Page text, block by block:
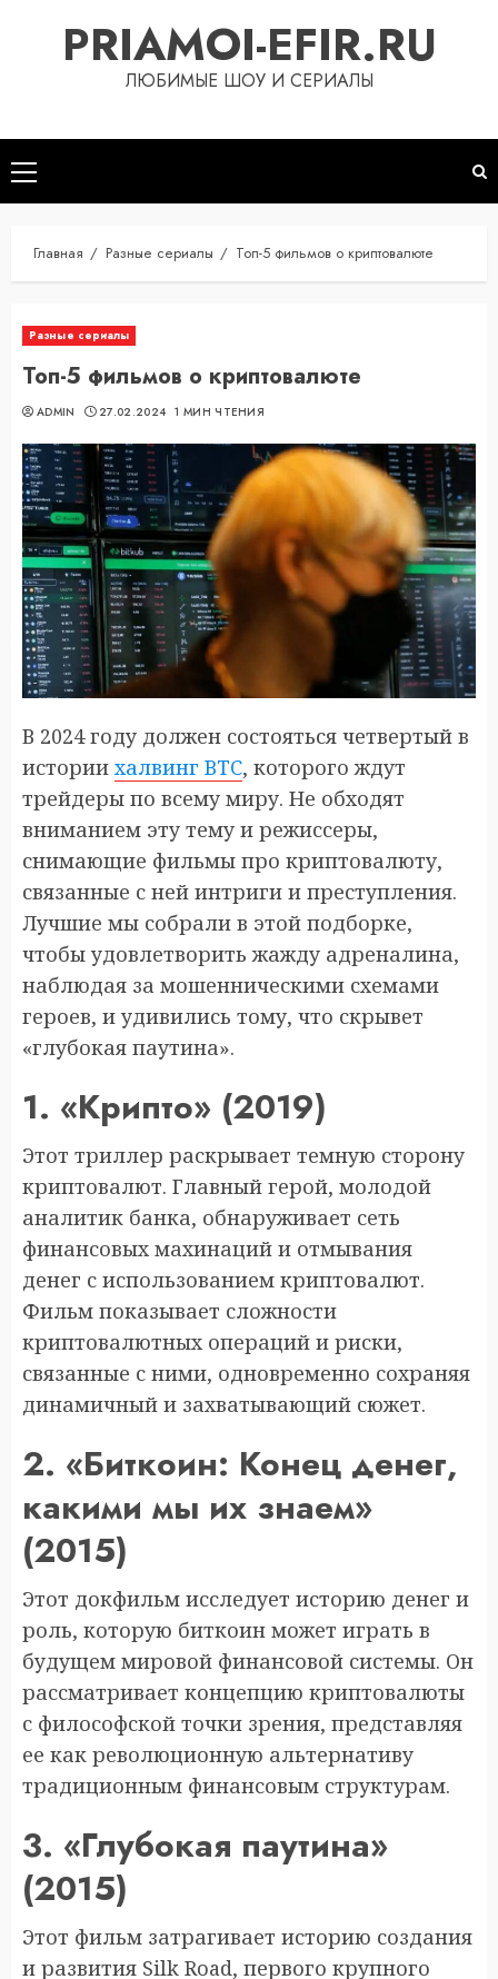
содержимомуPRIAMOI-EFIR.RU
ЛЮБИМЫЕ ШОУ И СЕРИАЛЫ
Основное
меню
Главная Разные сериалы Топ-5 фильмов о криптовалюте
Разные сериалы
Топ-5 фильмов о криптовалюте
ADMIN 27.02.2024 1 МИН ЧТЕНИЯ
В 2024 году должен состояться четвертый в
историихалвинг BTC, которого ждут
трейдеры по всему миру. Не обходят
вниманием эту тему и режиссеры,
снимающие фильмы про криптовалюту,
связанные с ней интриги и преступления.
Лучшие мы собрали в этой подборке,
чтобы удовлетворить жажду адреналина,
наблюдая за мошенническими схемами
героев, и удивились тому, что скрывет
«глубокая паутина».
1. «Крипто» (2019)
Этот триллер раскрывает темную сторону
криптовалют. Главный герой, молодой
аналитик банка, обнаруживает сеть
финансовых махинаций и отмывания
денег с использованием криптовалют.
Фильм показывает сложности
криптовалютных операций и риски,
связанные с ними, одновременно сохраняя
динамичный и захватывающий сюжет.
2. «Биткоин: Конец денег,
какими мы их знаем»
(2015)
Этот докфильм исследует историю денег и
роль, которую биткоин может играть в
будущем мировой финансовой системы. Он
рассматривает концепцию криптовалюты
с философской точки зрения, представляя
ее как революционную альтернативу
традиционным финансовым структурам.
3. «Глубокая паутина»
(2015)
Этот фильм затрагивает историю создания
и развития Silk Road, первого крупного